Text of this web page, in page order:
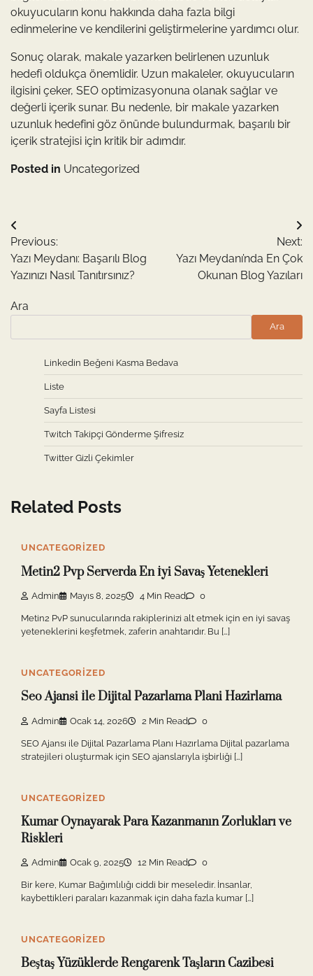
okuyucuların konu hakkında daha fazla bilgi
edinmelerine ve kendilerini geliştirmelerine yardımcı olur.
Sonuç olarak, makale yazarken belirlenen uzunluk
hedefi oldukça önemlidir. Uzun makaleler, okuyucuların
ilgisini çeker, SEO optimizasyonuna olanak sağlar ve
değerli içerik sunar. Bu nedenle, bir makale yazarken
uzunluk hedefini göz önünde bulundurmak, başarılı bir
içerik stratejisi için kritik bir adımdır.
Posted in Uncategorized
Yazı
gezinmesi
Previous:
Yazı Meydanı: Başarılı Blog
Yazınızı Nasıl Tanıtırsınız?
Next:
Yazı Meydanı’nda En Çok
Okunan Blog Yazıları
Ara
Ara
Linkedin Beğeni Kasma Bedava
Liste
Sayfa Listesi
Twitch Takipçi Gönderme Şifresiz
Twitter Gizli Çekimler
Related Posts
UNCATEGORIZED
Metin2 Pvp Serverda En İyi Savaş Yetenekleri
Admin Mayıs 8, 2025 4 Min Read 0
Metin2 PvP sunucularında rakiplerinizi alt etmek için en iyi savaş
yeteneklerini keşfetmek, zaferin anahtarıdır. Bu […]
UNCATEGORIZED
Seo Ajansi İle Dijital Pazarlama Plani Hazirlama
Admin Ocak 14, 2026 2 Min Read 0
SEO Ajansı ile Dijital Pazarlama Planı Hazırlama Dijital pazarlama
stratejileri oluşturmak için SEO ajanslarıyla işbirliği […]
UNCATEGORIZED
Kumar Oynayarak Para Kazanmanın Zorlukları ve
Riskleri
Admin Ocak 9, 2025 12 Min Read 0
Bir kere, Kumar Bağımlılığı ciddi bir meseledir. İnsanlar,
kaybettikleri paraları kazanmak için daha fazla kumar […]
UNCATEGORIZED
Beştaş Yüzüklerde Rengarenk Taşların Cazibesi